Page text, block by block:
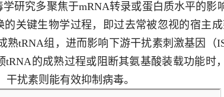
研究多聚焦于mRNA转录或蛋白质水平的影
关键生物学过程，即过去常被忽视的宿主
熟tRNA组，进而影响下游干扰素刺激基因（
的成熟过程或阻断其氨基酸装载功能时
扰素则能有效抑制病毒。